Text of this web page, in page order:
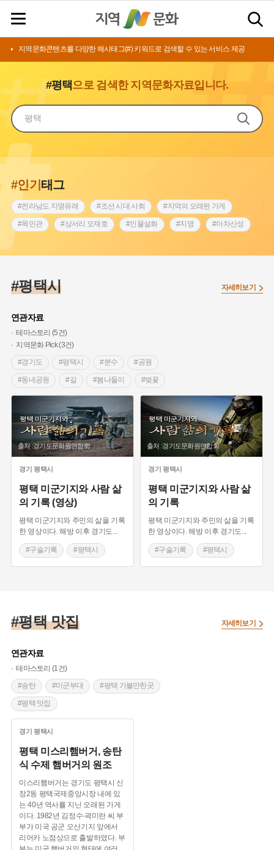
지역문화콘텐츠를 다양한 해시태그(#) 키워드로 검색할 수 있는 서비스 제공
#평택으로 검색한 지역문화자료입니다.
#인기태그
#전라남도 지명유래 #조선 시대 사회 #지역의 오래된 가게
#목민관 #상서리 오재호 #인물설화 #지명 #아차산성
#갯벌 #강감찬 #남자현
#대한민국임시정부
#조선역사
#김마리아 #박물관
#생활용품 #장군 #조선시대 문신
#경기도설화 #임시의정원 #영산강
#의병활동 #빵지순례
#지역의 설화 #동의보감 #28독립선언 #지명유래
#여성 독립운동가 #영산포 #전설 #징채 #독립운동가
#동화 #공예품 #농업 #단지 #온라인 생활사박물관
#온달 #고구려 #산성
#외성 #용인 #여성의원 #왕건
#평택시
연관자료
테마스토리 (5건)
지역문화 Pick (3건)
#경기도
#평택시 #분수 #공원
#동네공원 #길 #봄나들이 #벚꽃
#자연환경 #자연공간 #경기도 지명유래
#경기도 전통시장 #구술기록 #미군기지
#음원 #경기도지명유래 #대동법 #기념비
#농업 #기술센터 #국제아트 #훼스티발
#초청공연
자세히보기
출처 :경기도문화원연합회
경기 평택시
평택 미군기지와 사람 삶
의 기록 (영상)
평택 미군기지와 주민의 삶을 기록
한 영상이다. 해방 이후 경기도
#구술기록 #평택시
#미군기지
출처 :경기도문화원연합회
경기 평택시
평택 미군기지와 사람 삶
의 기록
평택 미군기지와 주민의 삶을 기록
한 영상이다. 해방 이후 경기도
#구술기록 #평택시
#미군기지
#평택 맛집
연관자료
테마스토리 (1건)
#송탄
#미군부대 #평택 가볼만한곳
#평택 맛집
자세히보기
경기 평택시
평택 미스리햄버거, 송탄
식 수제 햄버거의 원조
미스리햄버거는 경기도 평택시 신
장2동 평택국제중앙시장 내에 있
는 40년 역사를 지닌 오래된 가게
이다. 1982년 김정수∙곽미란 씨 부
부가 미국 공군 오산기지 앞에서
리어카 노점상으로 출발하였다. 부